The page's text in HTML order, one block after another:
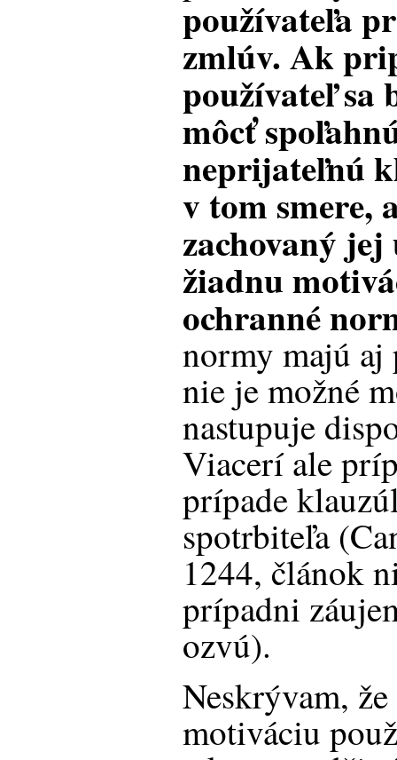
používateľa
zmlúv. Ak
používateľ sa
môcť
neprijateľnú
v tom smere,
zachovaný jej
žiadnu
ochranné
normy majú
nie je možné
nastupuje
Viacerí ale
prípade
spotrbiteľa
1244, článok
prípadni
ozvú).
Neskrývam,
motiváciu